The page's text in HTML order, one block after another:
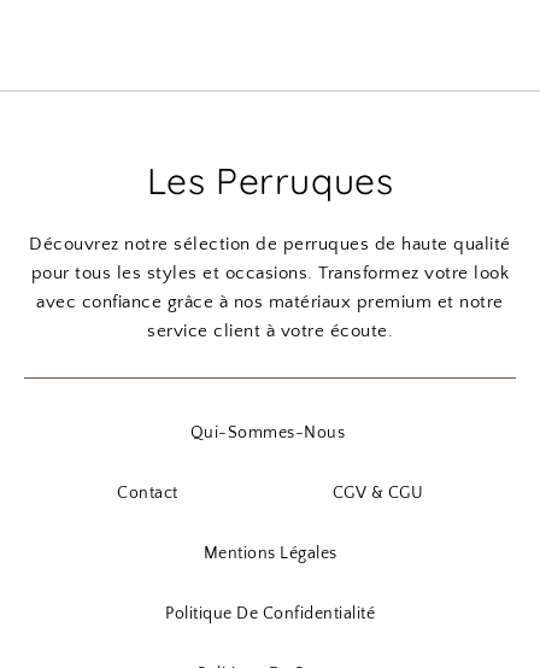
Les Perruques
Découvrez notre sélection de perruques de haute qualité
pour tous les styles et occasions. Transformez votre look
avec confiance grâce à nos matériaux premium et notre
service client à votre écoute.
Qui-Sommes-Nous
Contact CGV & CGU
Mentions Légales
Politique De Confidentialité